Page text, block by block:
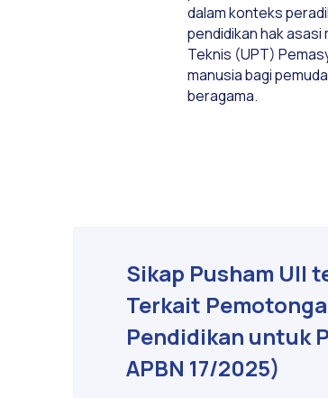
dalam konteks
pendidikan hak asasi
Teknis (UPT)
manusia bagi
beragama.
Sikap Pusham UII
Terkait
Pendidikan untuk
APBN 17/2025)